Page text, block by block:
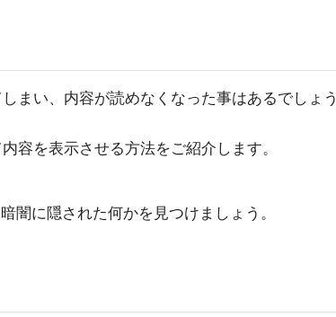
まい、内容が読めなくなった事はあるでしょう
容を表示させる方法をご紹介します。
闇に隠された何かを見つけましょう。